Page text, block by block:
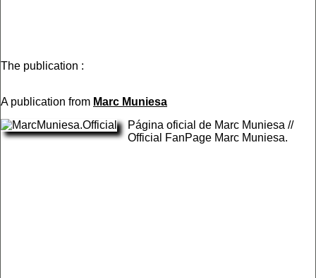
The publication :
A publication from Marc Muniesa
Página oficial de Marc Muniesa //
Official FanPage Marc Muniesa.